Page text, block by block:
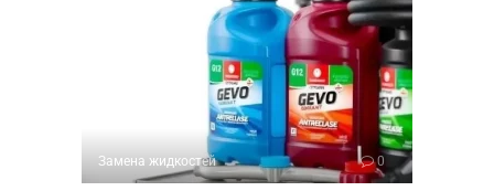
Замена жидкостей 0